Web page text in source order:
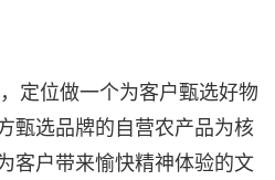
定位做一个为客户甄选好物
甄选品牌的自营农产品为核
客户带来愉快精神体验的文